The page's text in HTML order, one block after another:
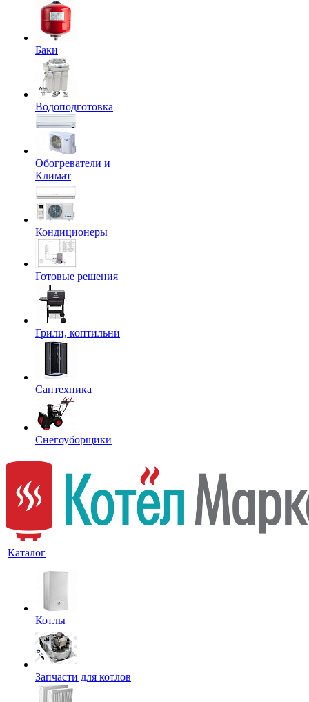
Баки
Водоподготовка
Обогреватели и
Климат
Кондиционеры
Готовые решения
Грили, коптильни
Сантехника
Снегоуборщики
Каталог
Котлы
Запчасти для котлов